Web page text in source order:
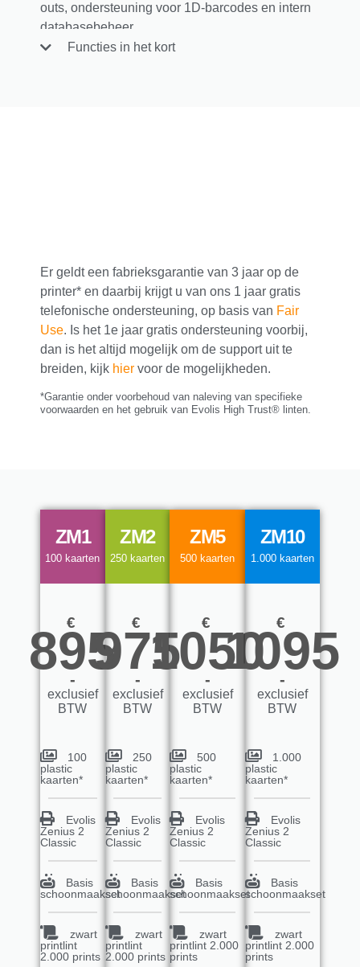
outs, ondersteuning voor 1D-barcodes en intern
databasebeheer.
Functies in het kort
Er geldt een fabrieksgarantie van 3 jaar op de
printer* en daarbij krijgt u van ons 1 jaar gratis
telefonische ondersteuning, op basis van Fair
Use. Is het 1e jaar gratis ondersteuning voorbij,
dan is het altijd mogelijk om de support uit te
breiden, kijk hier voor de mogelijkheden.
*Garantie onder voorbehoud van naleving van specifieke
voorwaarden en het gebruik van Evolis High Trust® linten.
ZM1
100 kaarten
€
895
-
exclusief
BTW
100
plastic
kaarten*
Evolis
Zenius 2
Classic
Basis
schoonmaakset
zwart
printlint
2.000 prints
ZM2
250 kaarten
€
975
-
exclusief
BTW
250
plastic
kaarten*
Evolis
Zenius 2
Classic
Basis
schoonmaakset
zwart
printlint
2.000 prints
ZM5
500 kaarten
€
1050
-
exclusief
BTW
500
plastic
kaarten*
Evolis
Zenius 2
Classic
Basis
schoonmaakset
zwart
printlint 2.000
prints
ZM10
1.000 kaarten
€
1095
-
exclusief
BTW
1.000
plastic
kaarten*
Evolis
Zenius 2
Classic
Basis
schoonmaakset
zwart
printlint 2.000
prints